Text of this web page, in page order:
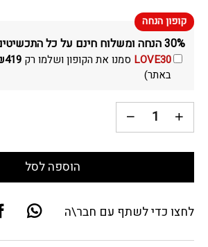
30% הנחה ומשלוח חינם על כל התכשיטים באתר!
LOVE30 סמנו את הקופון ושלמו רק 419
באתר)
הוספה לסל
לחצו כדי לשתף עם חבר\ה